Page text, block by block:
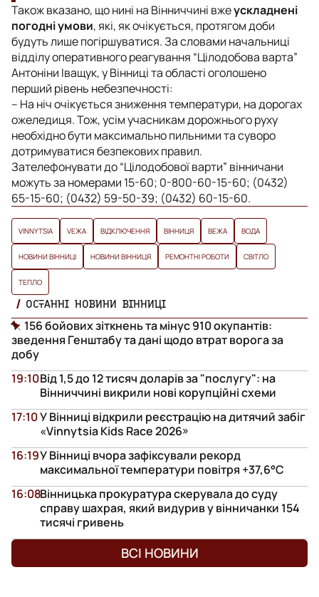
Також вказано, що нині на Вінниччині вжеускладнені
погодні умови, які, як очікується, протягом доби
будуть лише погіршуватися. За словами начальниці
відділу оперативного реагування “Цілодобова варта”
Антоніни Іващук, у Вінниці та області оголошено
перший рівень небезпечності:
– На ніч очікується зниження температури, на дорогах
ожеледиця. Тож, усім учасникам дорожнього руху
необхідно бути максимально пильними та суворо
дотримуватися безпекових правил.
Зателефонувати до “Цілодобової варти” вінничани
можуть за номерами 15-60; 0-800-60-15-60; (0432)
65-15-60; (0432) 59-50-39; (0432) 60-15-60.
VINNYTSIA VЕЖА ВІДКЛЮЧЕННЯ ВІННИЦЯ ВЕЖА ВОДА
НОВИНИ ВІННИЦІ НОВИНИ ВІННИЦЯ РЕМОНТНІ РОБОТИ СВІТЛО
ТЕПЛО
ОСТАННІ НОВИНИ ВІННИЦІ
156 бойових зіткнень та мінус 910 окупантів:
зведення Генштабу та дані щодо втрат ворога за
добу
Від 1,5 до 12 тисяч доларів за "послугу": на
Вінниччині викрили нові корупційні схеми
19:10
У Вінниці відкрили реєстрацію на дитячий забіг
«Vinnytsia Kids Race 2026»
17:10
У Вінниці вчора зафіксували рекорд
максимальної температури повітря +37,6°С
16:19
Вінницька прокуратура скерувала до суду
справу шахрая, який видурив у вінничанки 154
тисячі гривень
16:08
ВСІ НОВИНИ